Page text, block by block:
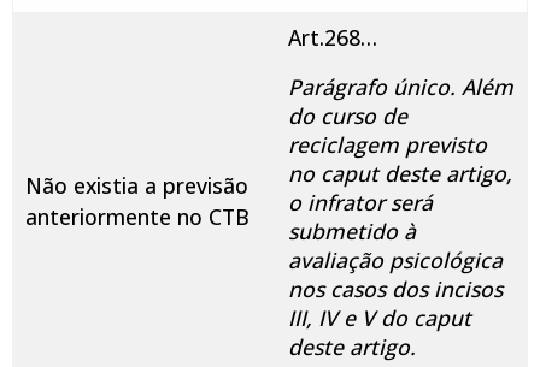
Não existia a previsão
anteriormente no CTB
Art.268…
Parágrafo único. Além
do curso de
reciclagem previsto
no caput deste artigo,
o infrator será
submetido à
avaliação psicológica
nos casos dos incisos
III, IV e V do caput
deste artigo.